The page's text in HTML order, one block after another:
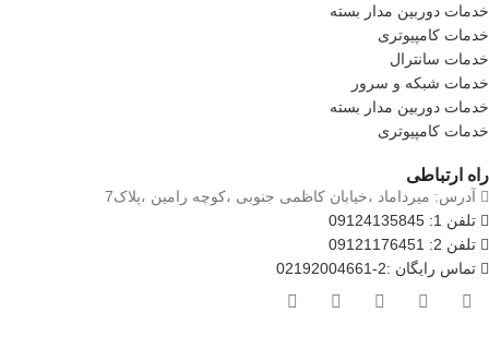
خدمات دوربین مدار بسته
خدمات کامپیوتری
خدمات سانترال
خدمات شبکه و سرور
خدمات دوربین مدار بسته
خدمات کامپیوتری
راه ارتباطی
آدرس: میرداماد ،خیابان کاظمی جنوبی ،کوچه رامین ،پلاک7
تلفن 1: 09124135845
تلفن 2: 09121176451
تماس رایگان :2-02192004661